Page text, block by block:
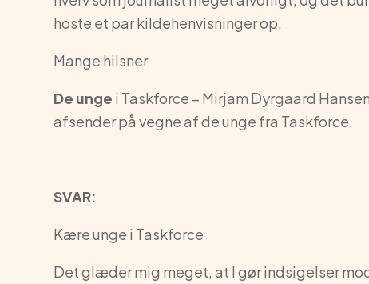
hoste et par kildehenvisninger op.
Mange hilsner
De unge i Taskforce – Mirjam Dyrgaard
afsender på vegne af de unge fra Taskforce.
SVAR:
Kære unge i Taskforce
Det glæder mig meget, at I gør indsigelser